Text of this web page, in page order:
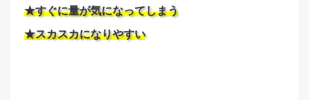
★すぐに量が気になってしまう
★スカスカになりやすい